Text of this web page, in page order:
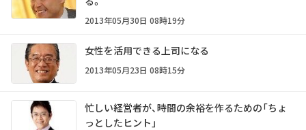
2013年05月30日 08時19分
女性を活用できる上司になる
2013年05月23日 08時15分
忙しい経営者が、時間の余裕を作るための「ちょ
っとしたヒント」